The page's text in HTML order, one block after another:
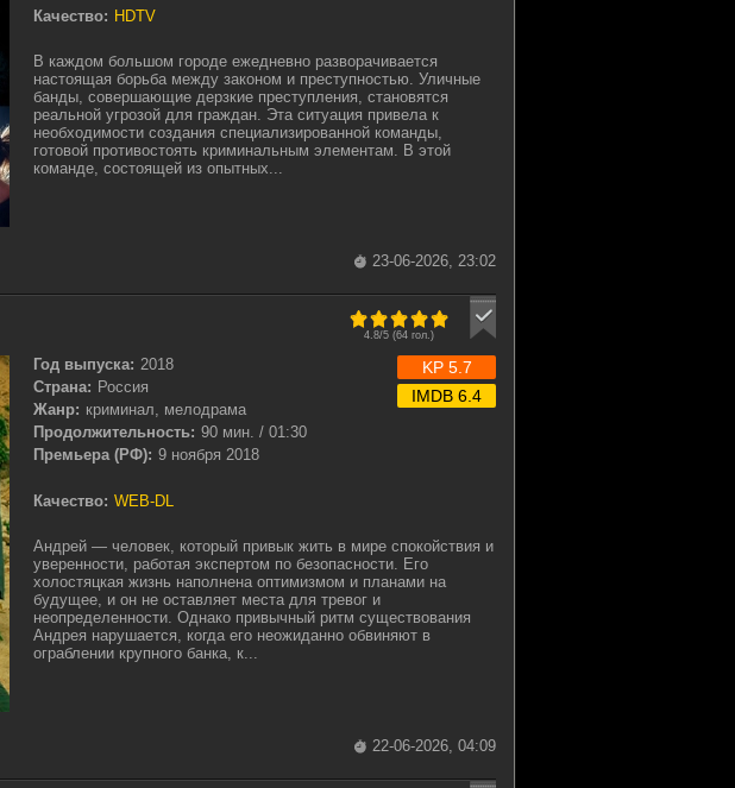
Качество: HDTV
В каждом большом городе ежедневно разворачивается
настоящая борьба между законом и преступностью. Уличные
банды, совершающие дерзкие преступления, становятся
реальной угрозой для граждан. Эта ситуация привела к
необходимости создания специализированной команды,
готовой противостоять криминальным элементам. В этой
команде, состоящей из опытных...
23-06-2026, 23:02
4.8/5 (64 гол.)
Год выпуска: 2018
Страна: Россия
Жанр: криминал, мелодрама
Продолжительность: 90 мин. / 01:30
Премьера (РФ): 9 ноября 2018
Качество: WEB-DL
KP 5.7
IMDB 6.4
Андрей — человек, который привык жить в мире спокойствия и
уверенности, работая экспертом по безопасности. Его
холостяцкая жизнь наполнена оптимизмом и планами на
будущее, и он не оставляет места для тревог и
неопределенности. Однако привычный ритм существования
Андрея нарушается, когда его неожиданно обвиняют в
ограблении крупного банка, к...
22-06-2026, 04:09